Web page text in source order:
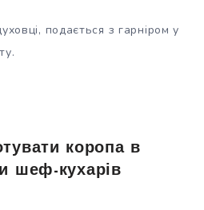
подається з гарніром у
коропа в
шеф-кухарів